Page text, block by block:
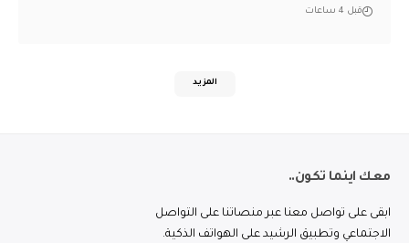
قبل 4 ساعات
المزيد
معك اينما تكون..
ابقى على تواصل معنا عبر منصاتنا على التواصل
الاجتماعي وتطبيق الرشيد على الهواتف الذكية.